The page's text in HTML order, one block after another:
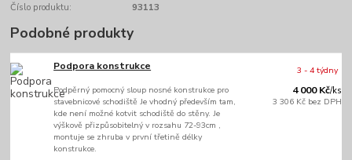
Číslo produktu: 93113
Podobné produkty
Podpora konstrukce
Podpěrný pomocný sloup nosné konstrukce pro
stavebnicové schodiště Je vhodný především tam,
kde není možné kotvit schodiště do stěny. Je
výškově přizpůsobitelný v rozsahu 72-93cm ,
montuje se zhruba v první třetině délky
konstrukce.
4 000 Kč/ks
3 306 Kč bez DPH
3 - 4 týdny